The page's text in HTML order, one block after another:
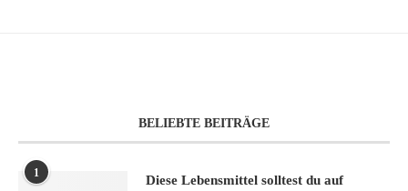
BELIEBTE BEITRÄGE
1
Diese Lebensmittel solltest du auf